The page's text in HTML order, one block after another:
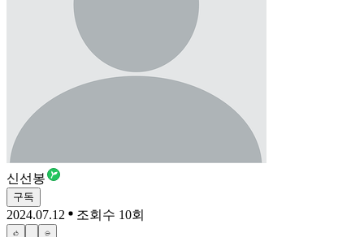
신선봉
구독
2024.07.12 조회수 10회